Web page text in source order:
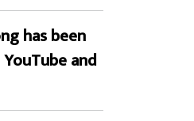
has been
and